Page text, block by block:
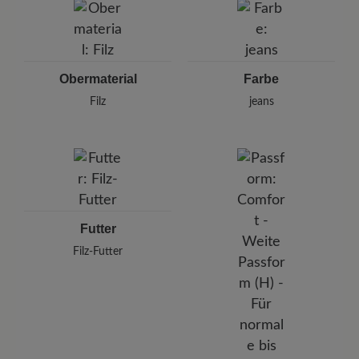
Weinbergstr. 15, 93413 Cham, Deutschland
Obermaterial
Filz
Farbe
jeans
Futter
Filz-Futter